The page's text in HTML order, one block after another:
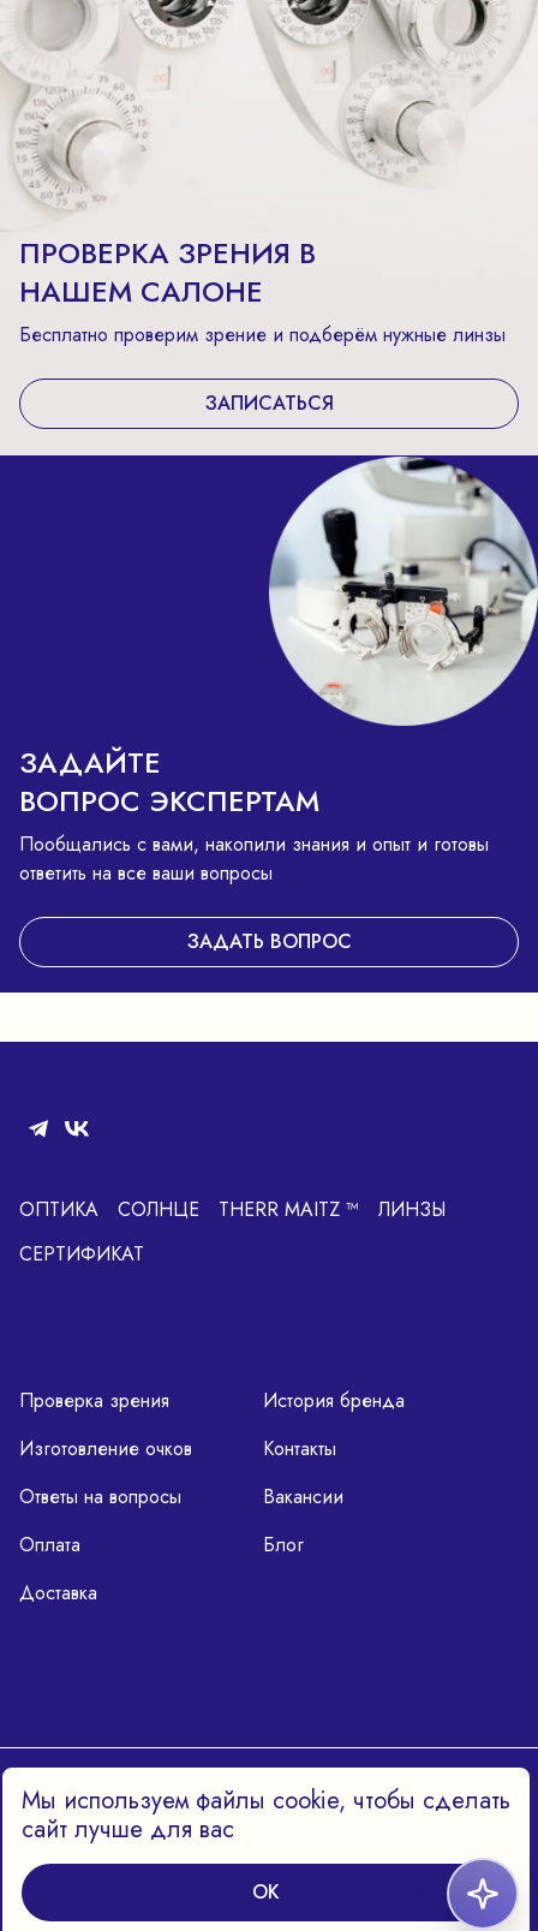
ПРОВЕРКА ЗРЕНИЯ В
НАШЕМ САЛОНЕ
Бесплатно проверим зрение и подберём нужные линзы
ЗАПИСАТЬСЯ
ЗАДАЙТЕ
ВОПРОС ЭКСПЕРТАМ
Пообщались с вами, накопили знания и опыт и готовы
ответить на все ваши вопросы
ЗАДАТЬ ВОПРОС
ОПТИКА СОЛНЦЕ THERR MAITZ ™
ЛИНЗЫ
СЕРТИФИКАТ
Проверка зрения
Изготовление очков
Ответы на вопросы
Оплата
Доставка
История бренда
Контакты
Вакансии
Блог
Harry Cooper™, 2014–2026
Политика конфиденциальности
Мы используем файлы cookie, чтобы сделать
сайт лучше для вас
OK